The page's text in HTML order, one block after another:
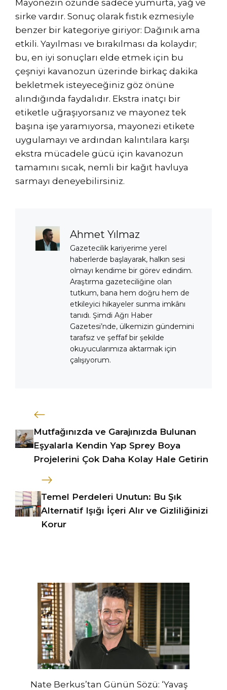
Mayonezin özünde sadece yumurta, yağ ve
sirke vardır. Sonuç olarak fıstık ezmesiyle
benzer bir kategoriye giriyor: Dağınık ama
etkili. Yayılması ve bırakılması da kolaydır;
bu, en iyi sonuçları elde etmek için bu
çeşniyi kavanozun üzerinde birkaç dakika
bekletmek isteyeceğiniz göz önüne
alındığında faydalıdır. Ekstra inatçı bir
etiketle uğraşıyorsanız ve mayonez tek
başına işe yaramıyorsa, mayonezi etikete
uygulamayı ve ardından kalıntılara karşı
ekstra mücadele gücü için kavanozun
tamamını sıcak, nemli bir kağıt havluya
sarmayı deneyebilirsiniz.
Ahmet Yılmaz
Gazetecilik kariyerime yerel
haberlerde başlayarak, halkın sesi
olmayı kendime bir görev edindim.
Araştırma gazeteciliğine olan
tutkum, bana hem doğru hem de
etkileyici hikayeler sunma imkânı
tanıdı. Şimdi Ağrı Haber
Gazetesi’nde, ülkemizin gündemini
tarafsız ve şeffaf bir şekilde
okuyucularımıza aktarmak için
çalışıyorum.
Mutfağınızda ve Garajınızda Bulunan
Eşyalarla Kendin Yap Sprey Boya
Projelerini Çok Daha Kolay Hale Getirin
Temel Perdeleri Unutun: Bu Şık
Alternatif Işığı İçeri Alır ve Gizliliğinizi
Korur
Nate Berkus’tan Günün Sözü: ‘Yavaş